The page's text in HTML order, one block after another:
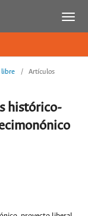
libre / Artículos
histórico-